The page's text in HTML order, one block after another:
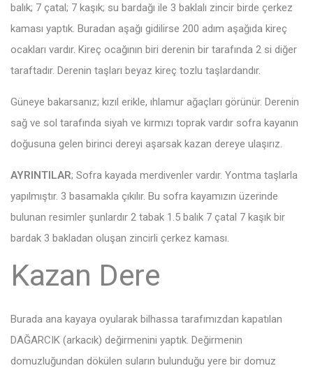
balık; 7 çatal; 7 kaşık; su bardağı ile 3 baklalı zincir birde çerkez
kaması yaptık. Buradan aşağı gidilirse 200 adım aşağıda kireç
ocakları vardır. Kireç ocağının biri derenin bir tarafında 2 si diğer
taraftadır. Derenin taşları beyaz kireç tozlu taşlardandır.
Güneye bakarsanız; kızıl erikle, ıhlamur ağaçları görünür. Derenin
sağ ve sol tarafında siyah ve kırmızı toprak vardır sofra kayanın
doğusuna gelen birinci dereyi aşarsak kazan dereye ulaşırız.
AYRINTILAR; Sofra kayada merdivenler vardır. Yontma taşlarla
yapılmıştır. 3 basamakla çıkılır. Bu sofra kayamızın üzerinde
bulunan resimler şunlardır 2 tabak 1.5 balık 7 çatal 7 kaşık bir
bardak 3 bakladan oluşan zincirli çerkez kaması.
Kazan Dere
Burada ana kayaya oyularak bilhassa tarafımızdan kapatılan
DAĞARCIK (arkacık) değirmenini yaptık. Değirmenin
domuzluğundan dökülen suların bulunduğu yere bir domuz